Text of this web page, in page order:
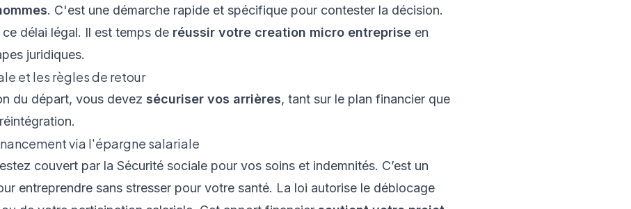
. C'est une démarche rapide et spécifique pour contester la décision.
délai légal. Il est temps de réussir votre creation micro entreprise en
juridiques.
et les règles de retour
du départ, vous devez sécuriser vos arrières, tant sur le plan financier que
via l'épargne salariale
couvert par la Sécurité sociale pour vos soins et indemnités. C’est un
entreprendre sans stresser pour votre santé. La loi autorise le déblocage